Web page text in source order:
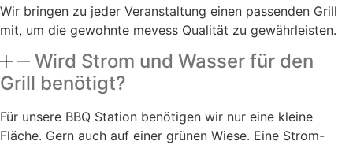
Wir bringen zu jeder Veranstaltung einen passenden Grill
mit, um die gewohnte mevess Qualität zu gewährleisten.
Wird Strom und Wasser für den
Grill benötigt?
Für unsere BBQ Station benötigen wir nur eine kleine
Fläche. Gern auch auf einer grünen Wiese. Eine Strom-